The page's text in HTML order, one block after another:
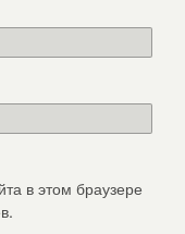
в этом браузере